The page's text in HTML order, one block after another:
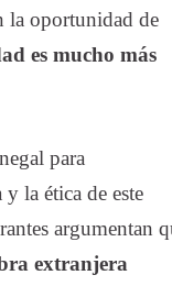
la oportunidad de
es mucho más
para
la ética de este
argumentan
extranjera